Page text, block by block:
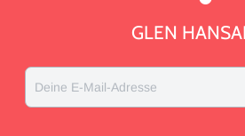
GLEN
Deine E-Mail-Adresse